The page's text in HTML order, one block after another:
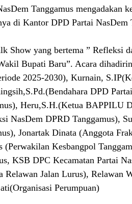
Tanggamus mengadakan
di Kantor DPD Partai NasDem
Show yang bertema ” Refleksi
Bupati Baru”. Acara
2025-2030), Kurnain,
DPD
Heru,S.H.(Ketua BAPPILU
NasDem DPRD Tanggamus),
Jonartak Dinata (Anggota
(Perwakilan Kesbangpol
KSB DPC Kecamatan Partai
Relawan Jalan Lurus), Relawan
Perumpuan)